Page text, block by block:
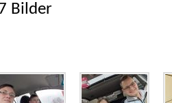
Bilder